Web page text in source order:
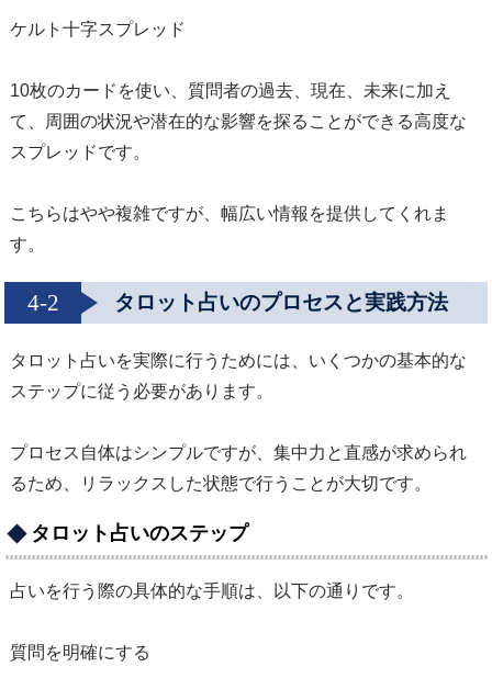
ケルト十字スプレッド
10枚のカードを使い、質問者の過去、現在、未来に加え
て、周囲の状況や潜在的な影響を探ることができる高度な
スプレッドです。
こちらはやや複雑ですが、幅広い情報を提供してくれま
す。
4-2 タロット占いのプロセスと実践方法
タロット占いを実際に行うためには、いくつかの基本的な
ステップに従う必要があります。
プロセス自体はシンプルですが、集中力と直感が求められ
るため、リラックスした状態で行うことが大切です。
タロット占いのステップ
占いを行う際の具体的な手順は、以下の通りです。
質問を明確にする